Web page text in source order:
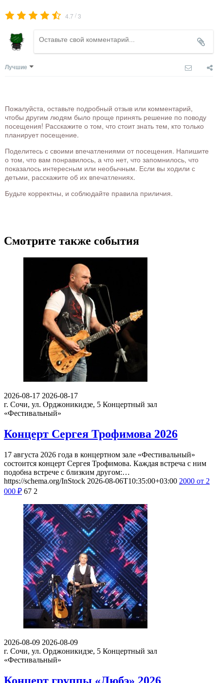
4.7 /3
Лучшие
Пожалуйста, оставьте подробный отзыв или комментарий,
чтобы другим людям было проще принять решение по поводу
посещения! Расскажите о том, что стоит знать тем, кто только
планирует посещение.
Поделитесь с своими впечатлениями от посещения. Напишите
о том, что вам понравилось, а что нет, что запомнилось, что
показалось интересным или необычным. Если вы ходили с
детьми, расскажите об их впечатлениях.
Будьте корректны, и соблюдайте правила приличия.
Смотрите также события
2026-08-17 2026-08-17
г. Сочи, ул. Орджоникидзе, 5 Концертный зал
«Фестивальный»
Концерт Сергея Трофимова 2026
17 августа 2026 года в концертном зале «Фестивальный»
состоится концерт Сергея Трофимова. Каждая встреча с ним
подобна встрече с близким другом:…
https://schema.org/InStock 2026-08-06T10:35:00+03:00 2000 от 2
000 ₽ 67 2
2026-08-09 2026-08-09
г. Сочи, ул. Орджоникидзе, 5 Концертный зал
«Фестивальный»
Концерт группы «Любэ» 2026